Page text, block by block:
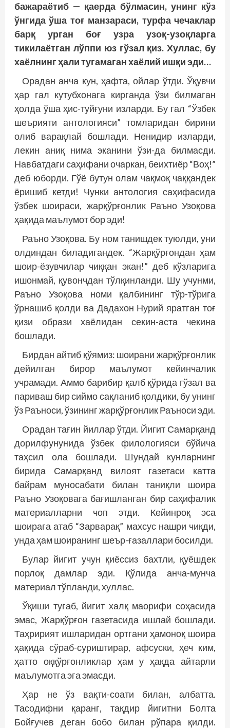
бажараётиб — қаерда бўлмасин, унинг кўз
ўнгида ўша тоғ манзараси, турфа чечаклар
барқ урган боғ узра узоқ-узоқларга
тикилаётган лўппи юз гўзал қиз. Хуллас, бу
хаёлнинг ҳали тугамаган хаёлий ишқи эди…
Орадан анча кун, ҳафта, ойлар ўтди. Ўқувчи
ҳар гал кутубхонага кирганда ўзи билмаган
ҳолда ўша ҳис-туйғуни изларди. Бу гал “Ўзбек
шеърияти антологияси” томларидан бирини
олиб варақлай бошлади. Ненидир изларди,
лекин аниқ нима эканини ўзи-да билмасди.
Навбатдаги саҳифани очаркан, беихтиёр “Воҳ!”
деб юборди. Гўё бутун олам чақмоқ чаққандек
ёришиб кетди! Чунки антология саҳифасида
ўзбек шоираси, жарқўрғонлик Раъно Узоқова
ҳақида маълумот бор эди!
Раъно Узоқова. Бу ном танишдек туюлди, уни
олдиндан биладигандек. “Жарқўрғондан ҳам
шоир-ёзувчилар чиққан экан!” деб кўзларига
ишонмай, қувончдан тўлқинланди. Шу учунми,
Раъно Узоқова номи қалбининг тўр-тўрига
ўрнашиб қолди ва Дадахон Нурий яратган тоғ
қизи образи хаёлидан секин-аста чекина
бошлади.
Бирдан айтиб қўямиз: шоирани жарқўрғонлик
дейилган бирор маълумот кейинчалик
учрамади. Аммо барибир қалб қўрида гўзал ва
париваш бир сиймо сақланиб қолдики, бу унинг
ўз Раъноси, ўзининг жарқўрғонлик Раъноси эди.
Орадан тағин йиллар ўтди. Йигит Самарқанд
дорилфунунида ўзбек филологияси бўйича
таҳсил ола бошлади. Шундай кунларнинг
бирида Самарқанд вилоят газетаси катта
байрам муносабати билан таниқли шоира
Раъно Узоқовага бағишланган бир саҳифалик
материалларни чоп этди. Кейинроқ эса
шоирага атаб “Зарварақ” махсус нашри чиқди,
унда ҳам шоиранинг шеър-ғазаллари босилди.
Булар йигит учун қиёссиз бахтли, қуёшдек
порлоқ дамлар эди. Қўлида анча-мунча
материал тўпланди, хуллас.
Ўқиши тугаб, йигит халқ маорифи соҳасида
эмас, Жарқўрғон газетасида ишлай бошлади.
Таҳририят ишларидан ортгани ҳамоноқ шоира
ҳақида сўраб-суриштирар, афсуски, ҳеч ким,
ҳатто оққўрғонликлар ҳам у ҳақда айтарли
маълумотга эга эмасди.
Ҳар не ўз вақти-соати билан, албатта.
Тасодифни қаранг, тақдир йигитни Болта
Бойғучев деган бобо билан рўпара қилди.